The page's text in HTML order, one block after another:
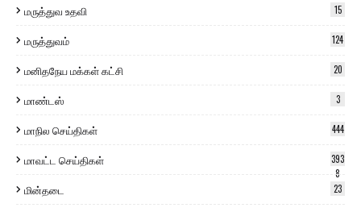
மருத்துவ உதவி 15
மருத்துவம் 124
மனிதநேய மக்கள் கட்சி 20
மாண்டஸ் 3
மாநில செய்திகள் 444
மாவட்ட செய்திகள்
393
8
மின்தடை 23